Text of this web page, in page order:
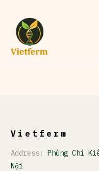
Vietferm
Address: Phùng Chí
Nội